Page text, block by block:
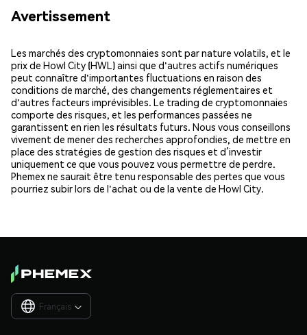
Avertissement
Les marchés des cryptomonnaies sont par nature volatils, et le
prix de Howl City (HWL) ainsi que d'autres actifs numériques
peut connaître d'importantes fluctuations en raison des
conditions de marché, des changements réglementaires et
d'autres facteurs imprévisibles. Le trading de cryptomonnaies
comporte des risques, et les performances passées ne
garantissent en rien les résultats futurs. Nous vous conseillons
vivement de mener des recherches approfondies, de mettre en
place des stratégies de gestion des risques et d’investir
uniquement ce que vous pouvez vous permettre de perdre.
Phemex ne saurait être tenu responsable des pertes que vous
pourriez subir lors de l'achat ou de la vente de Howl City.
Français 